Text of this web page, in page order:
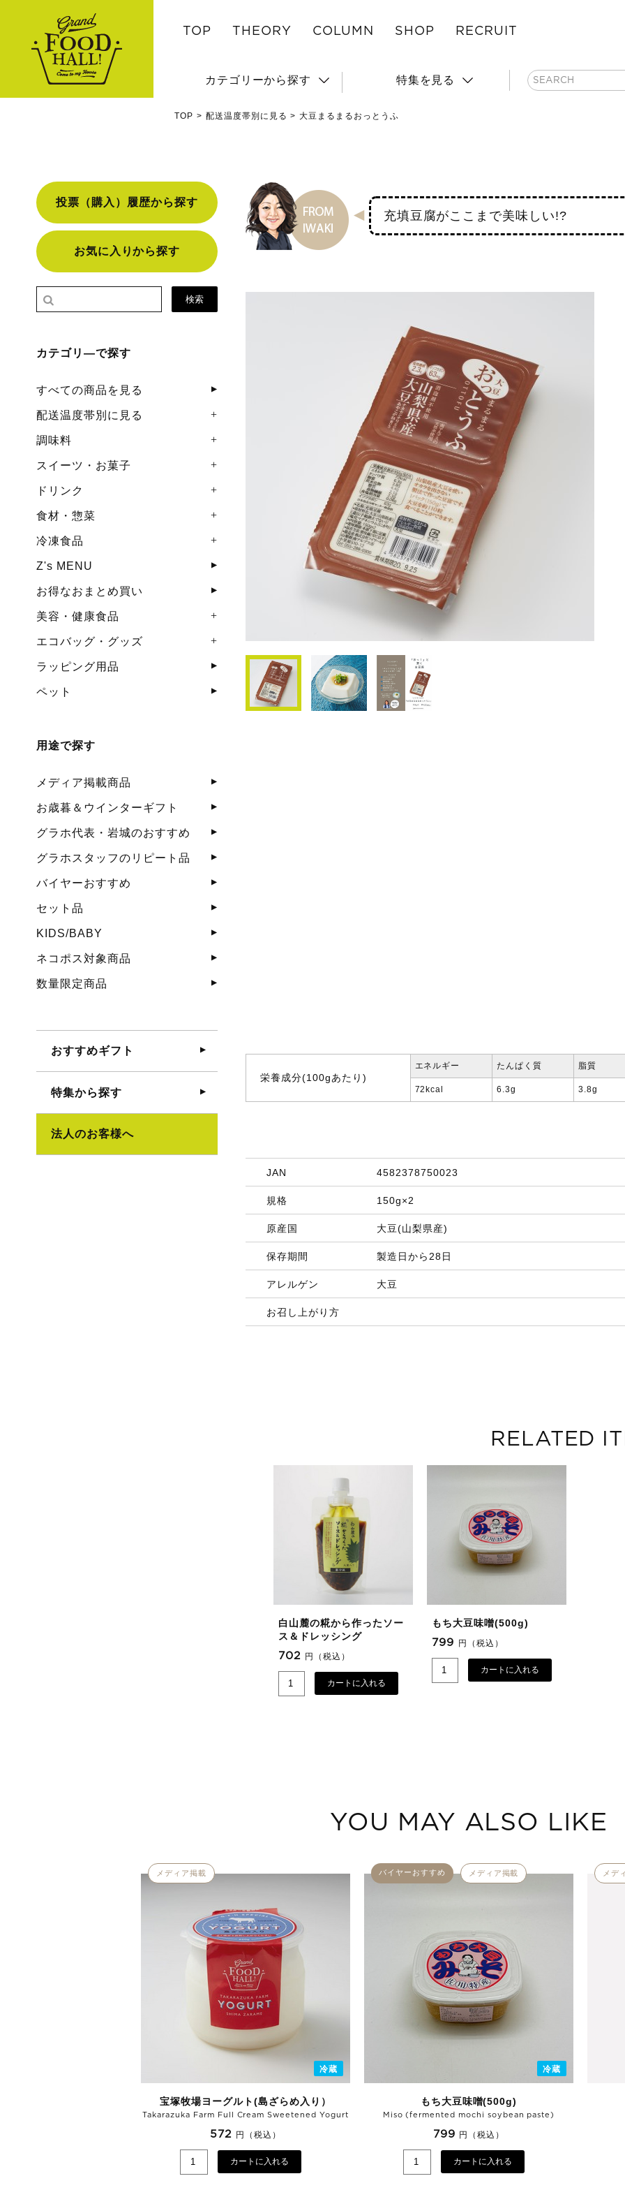
TOP THEORY COLUMN SHOP RECRUIT
カテゴリーから探す 特集を見る
TOP 配送温度帯別に見る 大豆まるまるおっとうふ
投票（購入）履歴から探す
お気に入りから探す
検索
カテゴリ―で探す
すべての商品を見る
配送温度帯別に見る
調味料
スイーツ・お菓子
ドリンク
食材・惣菜
冷凍食品
Z's MENU
お得なおまとめ買い
美容・健康食品
エコバッグ・グッズ
ラッピング用品
ペット
用途で探す
メディア掲載商品
お歳暮＆ウインターギフト
グラホ代表・岩城のおすすめ
グラホスタッフのリピート品
バイヤーおすすめ
セット品
KIDS/BABY
ネコポス対象商品
数量限定商品
おすすめギフト
特集から探す
法人のお客様へ
充填豆腐がここまで美味しい!?
栄養成分(100gあたり)
エネルギー
72kcal
たんぱく質
6.3g
脂質
3.8g
JAN 4582378750023
規格 150g×2
原産国 大豆(山梨県産)
保存期間 製造日から28日
アレルゲン 大豆
お召し上がり方
RELATED
白山麓の糀から作ったソー
ス＆ドレッシング
702 円（税込）
カートに入れる
もち大豆味噌(500g)
799 円（税込）
カートに入れる
YOU MAY ALSO LIKE
冷蔵
メディア掲載
宝塚牧場ヨーグルト(島ざらめ入り）
Takarazuka Farm Full Cream Sweetened Yogurt
572 円（税込）
カートに入れる
冷蔵
バイヤーおすすめ メディア掲載
もち大豆味噌(500g)
Miso (fermented mochi soybean paste)
799 円（税込）
カートに入れる
メデ